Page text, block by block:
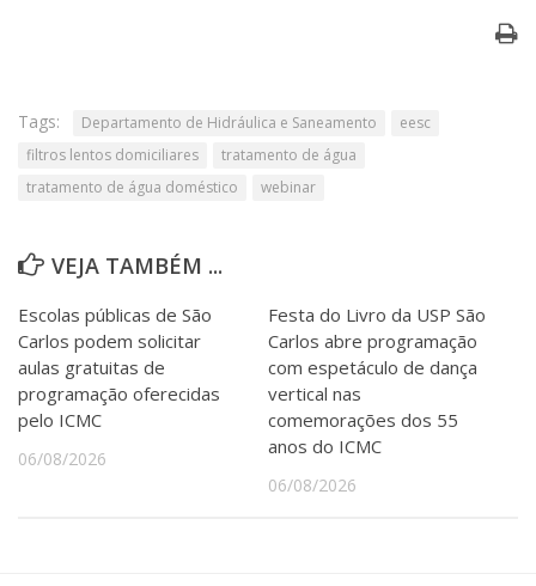
Tags: Departamento de Hidráulica e Saneamento
eesc
filtros lentos domiciliares
tratamento de água
tratamento de água doméstico
webinar
VEJA TAMBÉM ...
Escolas públicas de São
Carlos podem solicitar
aulas gratuitas de
programação oferecidas
pelo ICMC
06/08/2026
Festa do Livro da USP São
Carlos abre programação
com espetáculo de dança
vertical nas
comemorações dos 55
anos do ICMC
06/08/2026